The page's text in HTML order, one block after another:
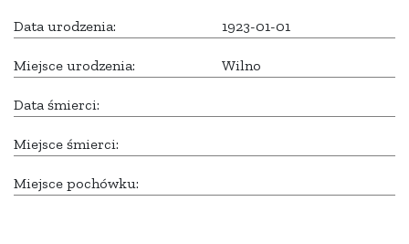
Data urodzenia: 1923-01-01
Miejsce urodzenia: Wilno
Data śmierci:
Miejsce śmierci:
Miejsce pochówku: